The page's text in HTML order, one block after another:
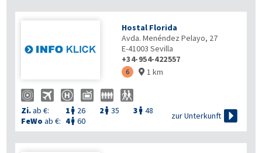
Hostal Florida
Avda. Menéndez Pelayo, 27
E-41003 Sevilla
+34-954-422557
6  1 km
Zi.ab €: 1  26 2  35 3  48
FeWo ab €: 4 60
zur Unterkunft 